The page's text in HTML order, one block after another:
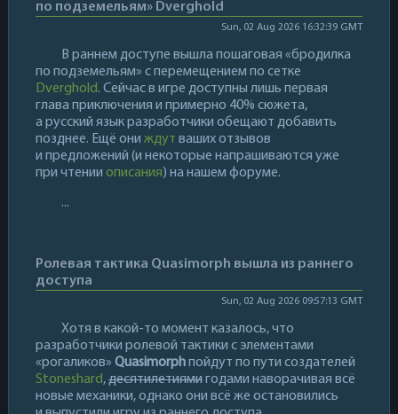
по подземельям» Dverghold
Sun, 02 Aug 2026 16:32:39 GMT
В раннем доступе вышла пошаговая «бродилка
по подземельям» с перемещением по сетке
Dverghold. Сейчас в игре доступны лишь первая
глава приключения и примерно 40% сюжета,
а русский язык разработчики обещают добавить
позднее. Ещё они ждут ваших отзывов
и предложений (и некоторые напрашиваются уже
при чтении описания) на нашем форуме.
...
Ролевая тактика Quasimorph вышла из раннего
доступа
Sun, 02 Aug 2026 09:57:13 GMT
Хотя в какой-то момент казалось, что
разработчики ролевой тактики с элементами
«рогаликов» Quasimorphпойдут по пути создателей
Stoneshard,десятилетиямигодами наворачивая всё
новые механики, однако они всё же остановились